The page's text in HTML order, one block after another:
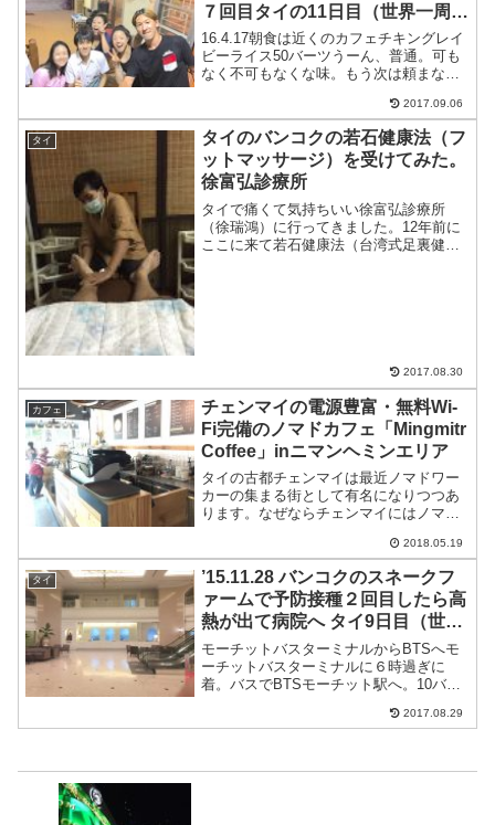
７回目タイの11日目（世界一周7
ヶ月と17日目）
16.4.17朝食は近くのカフェチキングレイ
ビーライス50バーツうーん、普通。可も
なく不可もなくな味。もう次は頼まない
ね。コンビニで水、のど飴で45バーツ。
喉が痛くなってきた・・・やばいね。風
邪は喉から。今...
2017.09.06
タイ
タイのバンコクの若石健康法（フ
ットマッサージ）を受けてみた。
徐富弘診療所
タイで痛くて気持ちいい徐富弘診療所
（徐瑞鴻）に行ってきました。12年前に
ここに来て若石健康法（台湾式足裏健康
2017.08.30
カフェ
チェンマイの電源豊富・無料Wi-
Fi完備のノマドカフェ「Mingmitr
Coffee」inニマンヘミンエリア
タイの古都チェンマイは最近ノマドワー
カーの集まる街として有名になりつつあ
ります。なぜならチェンマイにはノマド
イ自体の物価が安いのにチェンマイはさ
らに物価が安くて、バンコクほど人口密
度は高くなくゆったりとし...
2018.05.19
タイ
’15.11.28 バンコクのスネークフ
ァームで予防接種２回目したら高
熱が出て病院へ タイ9日目（世界
一周2ヶ月と28日目）
モーチットバスターミナルからBTSへモ
ーチットバスターミナルに６時過ぎに
着。バスでBTSモーチット駅へ。10バー
クルントンブリへ41バーツ。前回と同じ
2017.08.29